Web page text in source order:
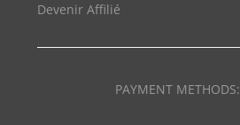
Devenir Affilié
PAYMENT METHODS: